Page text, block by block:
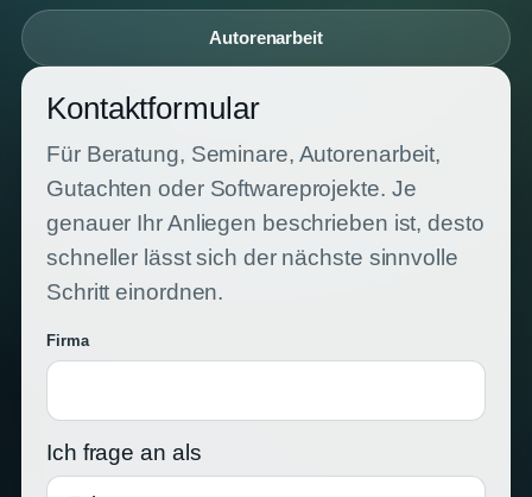
Autorenarbeit
Kontaktformular
Für Beratung, Seminare, Autorenarbeit,
Gutachten oder Softwareprojekte. Je
genauer Ihr Anliegen beschrieben ist, desto
schneller lässt sich der nächste sinnvolle
Schritt einordnen.
Firma
Ich frage an als